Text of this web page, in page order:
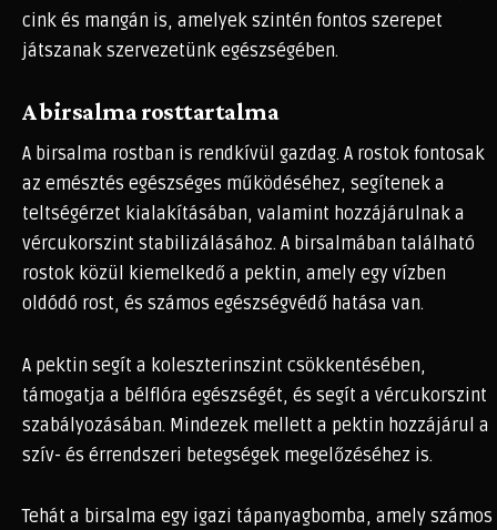
cink és mangán is, amelyek szintén fontos szerepet
játszanak szervezetünk egészségében.
A birsalma rosttartalma
A birsalma rostban is rendkívül gazdag. A rostok fontosak
az emésztés egészséges működéséhez, segítenek a
teltségérzet kialakításában, valamint hozzájárulnak a
vércukorszint stabilizálásához. A birsalmában található
rostok közül kiemelkedő a pektin, amely egy vízben
oldódó rost, és számos egészségvédő hatása van.
A pektin segít a koleszterinszint csökkentésében,
támogatja a bélflóra egészségét, és segít a vércukorszint
szabályozásában. Mindezek mellett a pektin hozzájárul a
szív- és érrendszeri betegségek megelőzéséhez is.
Tehát a birsalma egy igazi tápanyagbomba, amely számos